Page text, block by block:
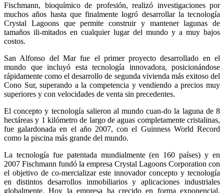
Fischmann, bioquímico de profesión, realizó investigaciones por
muchos años hasta que finalmente logró desarrollar la tecnología
Crystal Lagoons que permite construir y mantener lagunas de
tamaños ili-mitados en cualquier lugar del mundo y a muy bajos
costos.
San Alfonso del Mar fue el primer proyecto desarrollado en el
mundo que incluyó esta tecnología innovadora, posicionándose
rápidamente como el desarrollo de segunda vivienda más exitoso del
Cono Sur, superando a la competencia y vendiendo a precios muy
superiores y con velocidades de venta sin precedentes.
El concepto y tecnología salieron al mundo cuan-do la laguna de 8
hectáreas y 1 kilómetro de largo de aguas completamente cristalinas,
fue galardonada en el año 2007, con el Guinness World Record
como la piscina más grande del mundo.
La tecnología fue patentada mundialmente (en 160 países) y en
2007 Fischmann fundó la empresa Crystal Lagoons Corporation con
el objetivo de co-mercializar este innovador concepto y tecnología
en distintos desarrollos inmobiliarios y aplicaciones industriales
globalmente. Hoy la empresa ha crecido en forma exponencial,